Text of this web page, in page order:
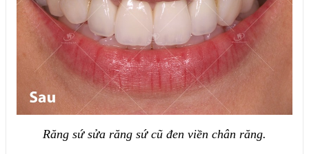
Răng sứ sửa răng sứ cũ đen viền chân răng.